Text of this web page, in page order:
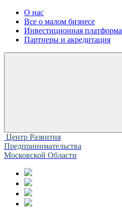
О нас
Все о малом бизнесе
Инвестиционная платформа
Партнеры и акредитация
Центр Развития
Предпринимательства
Московской Области